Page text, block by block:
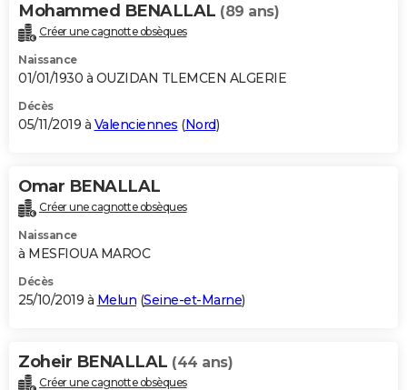
Mohammed BENALLAL (89 ans)
Créer une cagnotte obsèques
Naissance
01/01/1930 à OUZIDAN TLEMCEN ALGERIE
Décès
05/11/2019 à Valenciennes (Nord)
Omar BENALLAL
Créer une cagnotte obsèques
Naissance
à MESFIOUA MAROC
Décès
25/10/2019 à Melun (Seine-et-Marne)
Zoheir BENALLAL (44 ans)
Créer une cagnotte obsèques